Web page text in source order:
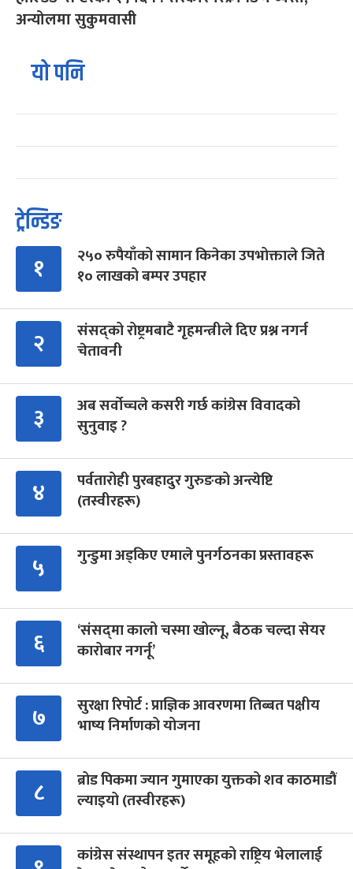
अन्योलमा सुकुमवासी
यो पनि
ट्रेन्डिङ
१
२५० रुपैयाँको सामान किनेका उपभोक्ताले जिते
१० लाखको बम्पर उपहार
२
संसद्को रोष्ट्रमबाटै गृहमन्त्रीले दिए प्रश्न नगर्न
चेतावनी
३
अब सर्वोच्चले कसरी गर्छ कांग्रेस विवादको
सुनुवाइ ?
४
पर्वतारोही पुरबहादुर गुरुङको अन्त्येष्टि
(तस्वीरहरू)
५ गुन्डुमा अड्किए एमाले पुनर्गठनका प्रस्तावहरू
६
‘संसद्‍मा कालो चस्मा खोल्नू, बैठक चल्दा सेयर
कारोबार नगर्नू’
७
सुरक्षा रिपोर्ट : प्राज्ञिक आवरणमा तिब्बत पक्षीय
भाष्य निर्माणको योजना
८
ब्रोड पिकमा ज्यान गुमाएका युक्तको शव काठमाडौं
ल्याइयो (तस्वीरहरू)
कांग्रेस संस्थापन इतर समूहको राष्ट्रिय भेलालाई